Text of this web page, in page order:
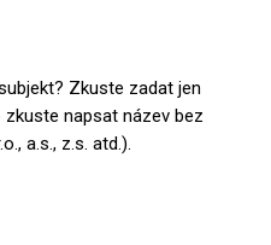
Zkuste zadat jen
napsat název bez
a.s., z.s. atd.).